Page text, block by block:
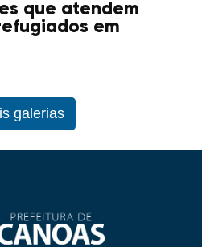
que atendem
em
galerias